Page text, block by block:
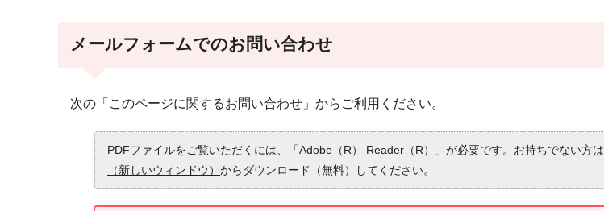
メールフォームでのお問い合わせ
次の「このページに関するお問い合わせ」からご利用ください。
PDFファイルをご覧いただくには、「Adobe（R） Reader（R）」が必要です。お持ちでない方は
（新しいウィンドウ） からダウンロード（無料）してください。